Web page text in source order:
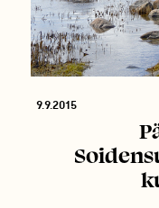
9.9.2015